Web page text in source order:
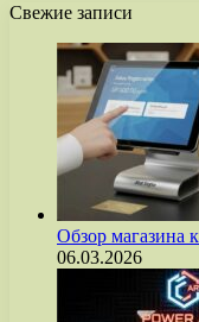
Свежие записи
Обзор магазина
06.03.2026